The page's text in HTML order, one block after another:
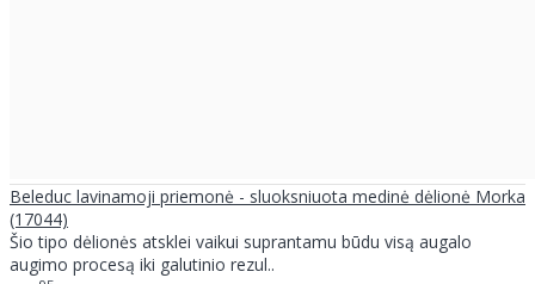
Beleduc lavinamoji priemonė - sluoksniuota medinė dėlionė Morka
(17044)
Šio tipo dėlionės atsklei vaikui suprantamu būdu visą augalo
augimo procesą iki galutinio rezul..